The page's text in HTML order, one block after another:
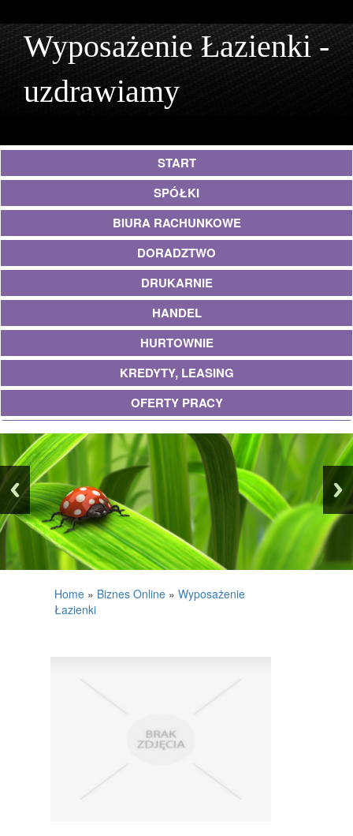
Wyposażenie Łazienki -
uzdrawiamy
START
SPÓŁKI
BIURA RACHUNKOWE
DORADZTWO
DRUKARNIE
HANDEL
HURTOWNIE
KREDYTY, LEASING
OFERTY PRACY
UBEZPIECZENIA
EKOLOGIA
BANKI, PRZELEWY, WALUTY, KANTORY
WYKOŃCZENIA
PROJEKTOWANIE
NIERUCHOMOŚCI, DZIAŁKI
Home » Biznes Online » Wyposażenie
Łazienki